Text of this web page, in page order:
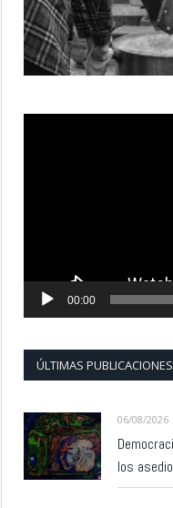
00:00
ÚLTIMAS PUBLICACIONES
06/08/2026
los